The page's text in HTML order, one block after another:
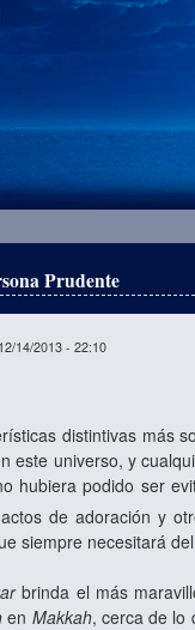
Prudente
14/2013 - 22:10
distintivas más
este universo, y
hubiera podido ser
de adoración y
siempre necesitará
brinda el más
en Makkah, cerca de lo